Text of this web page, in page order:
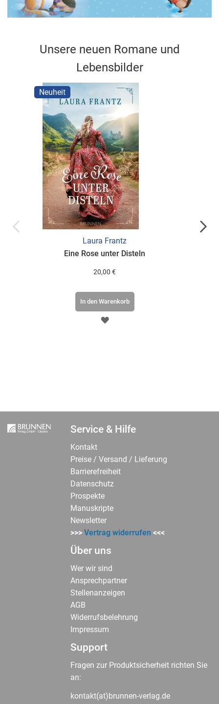
Unsere neuen Romane und
Lebensbilder
Neuheit
Laura Frantz
Eine Rose unter Disteln
20,00 €
In den Warenkorb
ZUR
Service & Hilfe
Kontakt
Preise / Versand / Lieferung
Barrierefreiheit
Datenschutz
Prospekte
Manuskripte
Newsletter
>>>Vertrag widerrufen <<<
Über uns
Wer wir sind
Ansprechpartner
Stellenanzeigen
AGB
Widerrufsbelehrung
Impressum
Support
Fragen zur Produktsicherheit richten Sie
an:
kontakt(at)brunnen-verlag.de